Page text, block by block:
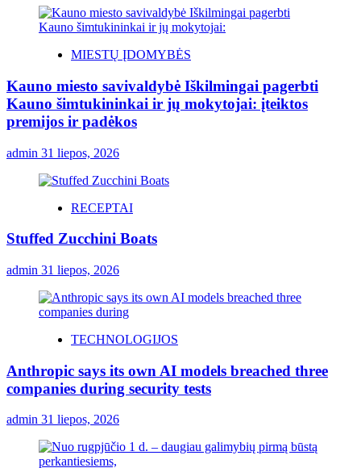
MIESTŲ ĮDOMYBĖS
Kauno miesto savivaldybė Iškilmingai pagerbti
Kauno šimtukininkai ir jų mokytojai: įteiktos
premijos ir padėkos
admin 31 liepos, 2026
RECEPTAI
Stuffed Zucchini Boats
admin 31 liepos, 2026
TECHNOLOGIJOS
Anthropic says its own AI models breached three
companies during security tests
admin 31 liepos, 2026